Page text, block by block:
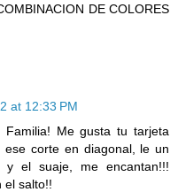
DE COLORES
at 12:33 PM
Me gusta tu tarjeta
ese corte en diagonal, le un
el suaje, me encantan!!!
el salto!!